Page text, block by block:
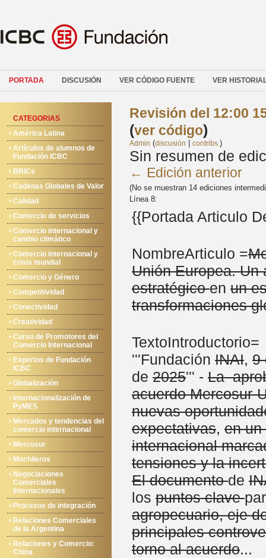
PORTADA DISCUSIÓN VER CÓDIGO FUENTE VER
CATEGORIAS
América Latina
Artículos de alumnos de
Fundación ICBC
BRICs
Cadenas Globales de Valor
Calidad
Comercio de servicios
Comercio internacional y
cambio climático
Comercio internacional y
crisis mundial
Comercio y Género
Competitividad
Conectividad
Creatividad
Curso de Promotores del
Comercio Internacional
Expertos de Fundación
ICBC
Globalización
Internacionalización de
PyMES
Mercados y tendencias del
comercio internacional
Mercosur
Mochileros
Negociaciones
Comerciales
Internacionales
Procesos de integración
Relaciones Comerciales
de la Argentina
Relaciones y Comercio:
China
Revisión del 12:00
(ver código)
Admin (discusión contribs.)
Sin resumen de
← Edición anterior
(No se muestran 14 ediciones
Línea 8:
{{Portada Articulo
NombreArticulo =
Unión Europea. Un
estratégicoen un
transformaciones
TextoIntroductorio=
'''Fundación INAI, 9
de 2025''' - La
acuerdo Mercosur-
nuevas
expectativas, en un
internacional
tensiones y la
El documentode
los puntos clave
agropecuario, eje
principales
torno al acuerdo...